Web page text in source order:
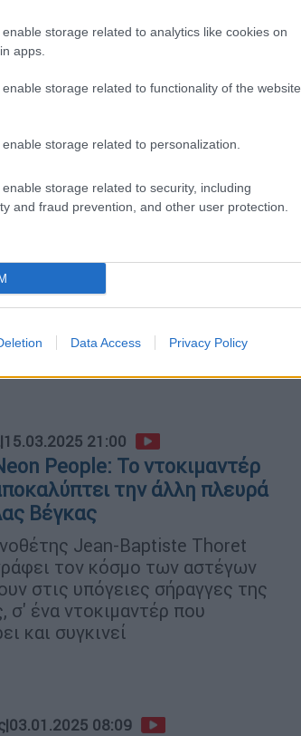
storage related to analytics like cookies on
apps.
storage related to functionality of the website
storage related to personalization.
storage related to security, including
and fraud prevention, and other user protection.
Data Access Privacy Policy
τους δείχνει να
χωρίς ωστόσο ν'
|09.06.2025 14:28
έξω από καζίνο
Βέγκας
περιστατικό που σήμανε
στις Αρχές
|15.03.2025 21:00
People: Το ντοκιμαντέρ
την άλλη πλευρά
Βέγκας
Jean-Baptiste Thoret
τον κόσμο των αστέγων
στις υπόγειες σήραγγες της
σ' ένα ντοκιμαντέρ που
και συγκινεί
|03.01.2025 08:09